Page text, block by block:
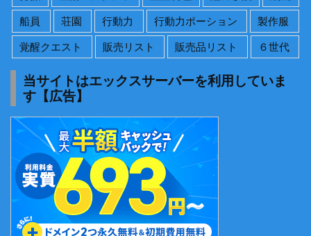
船員
荘園 行動力 行動力ポーション
製作服
覚醒クエスト
販売リスト 販売品リスト ６世代
当サイトはエックスサーバーを利用していま
す【広告】